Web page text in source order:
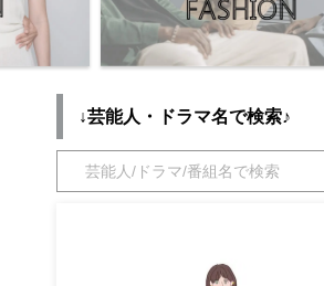
↓芸能人・ドラマ名で検索♪